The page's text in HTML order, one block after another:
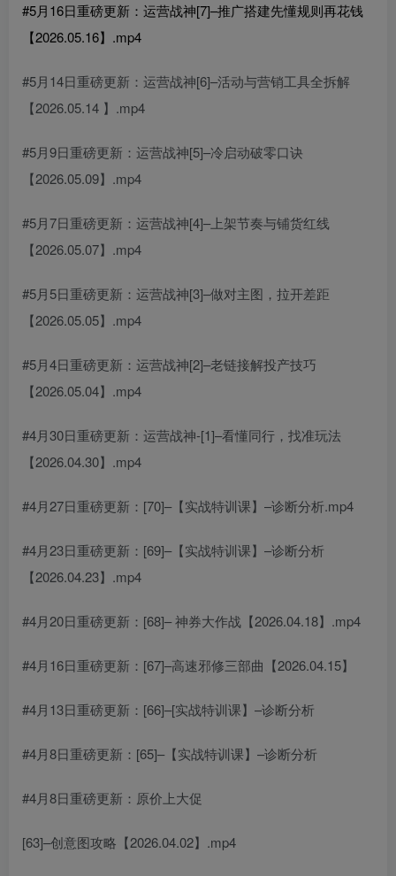
#5月16日重磅更新：运营战神[7]–推广搭建先懂规则再花钱
【2026.05.16】.mp4
#5月14日重磅更新：运营战神[6]–活动与营销工具全拆解
【2026.05.14 】.mp4
#5月9日重磅更新：运营战神[5]–冷启动破零口诀
【2026.05.09】.mp4
#5月7日重磅更新：运营战神[4]–上架节奏与铺货红线
【2026.05.07】.mp4
#5月5日重磅更新：运营战神[3]–做对主图，拉开差距
【2026.05.05】.mp4
#5月4日重磅更新：运营战神[2]–老链接解投产技巧
【2026.05.04】.mp4
#4月30日重磅更新：运营战神-[1]–看懂同行，找准玩法
【2026.04.30】.mp4
#4月27日重磅更新：[70]–【实战特训课】–诊断分析.mp4
#4月23日重磅更新：[69]–【实战特训课】–诊断分析
【2026.04.23】.mp4
#4月20日重磅更新：[68]– 神券大作战【2026.04.18】.mp4
#4月16日重磅更新：[67]–高速邪修三部曲【2026.04.15】
#4月13日重磅更新：[66]–[实战特训课】–诊断分析
#4月8日重磅更新：[65]–【实战特训课】–诊断分析
#4月8日重磅更新：原价上大促
[63]–创意图攻略【2026.04.02】.mp4